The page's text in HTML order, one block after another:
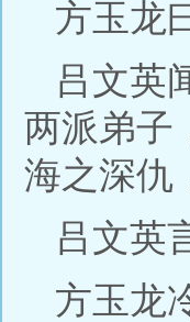
方玉龙
吕文英
两派弟子
海之深仇
吕文英
方玉龙